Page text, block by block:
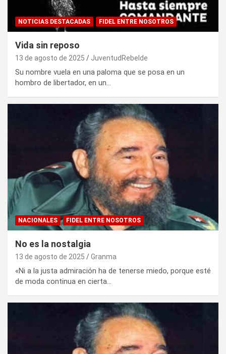
NOTICIAS DESTACADAS FIDEL ENTRE NOSOTROS
Vida sin reposo
13 de agosto de 2025 JuventudRebelde
Su nombre vuela en una paloma que se posa en un
hombro de libertador, en un…
NACIONALES FIDEL ENTRE NOSOTROS
No es la nostalgia
13 de agosto de 2025 Granma
«Ni a la justa admiración ha de tenerse miedo, porque esté
de moda continua en cierta…